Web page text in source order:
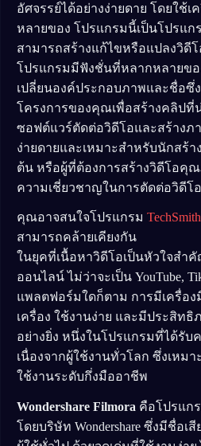
อัศจรรย์ได้อย่างง่ายดาย โดยใช้
หลายของ โปรแกรมนี้เป็นโปรแ
สามารถสร้างแก้ไขหรือแปลงวิดี
โปรแกรมมีฟังชั่นที่หลากหลายขอ
เปลี่ยนองค์ประกอบภาพและชื่อซึ่
โครงการของคุณเพื่อสร้างคลิปที่
ซอฟต์แวร์ตัดต่อวิดีโอและสร้างภ
ง่ายดายและเหมาะสำหรับนักสร้า
ต้น หรือผู้ที่ต้องการสร้างวิดีโอคุ
ความเชี่ยวชาญในการตัดต่อวิดีโอ
คุณอาจสนใจโปรแกรม
สามารถคล้ายเคียงกัน
ในยุคที่เนื้อหาวิดีโอเป็นหัวใจสำ
ออนไลน์ ไม่ว่าจะเป็น YouTube,
แพลตฟอร์มใดก็ตาม การมีเครื่อ
เครื่อง ใช้งานง่าย และมีประสิทธิ
อย่างยิ่ง หนึ่งในโปรแกรมที่ได้รับ
เนื่องจากผู้ใช้งานทั่วโลก ซึ่งเหม
ใช้งานระดับกึ่งมืออาชีพ
Wondershare Filmora คือโปรแก
โดยบริษัท Wondershare ซึ่งมีชื่อ